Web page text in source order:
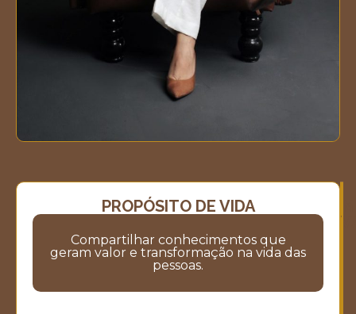
PROPÓSITO DE VIDA
Compartilhar conhecimentos que
geram valor e transformação na vida das
pessoas.